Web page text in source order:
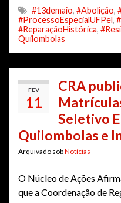
#13demaio, #Abolição,
#ProcessoEspecialUFPel,
#ReparaçãoHistórica,
Quilombolas
FEV
11
CRA
Seletivo
Quilombolas e
Arquivado sobNotícias
O Núcleo de Ações
que a Coordenação de